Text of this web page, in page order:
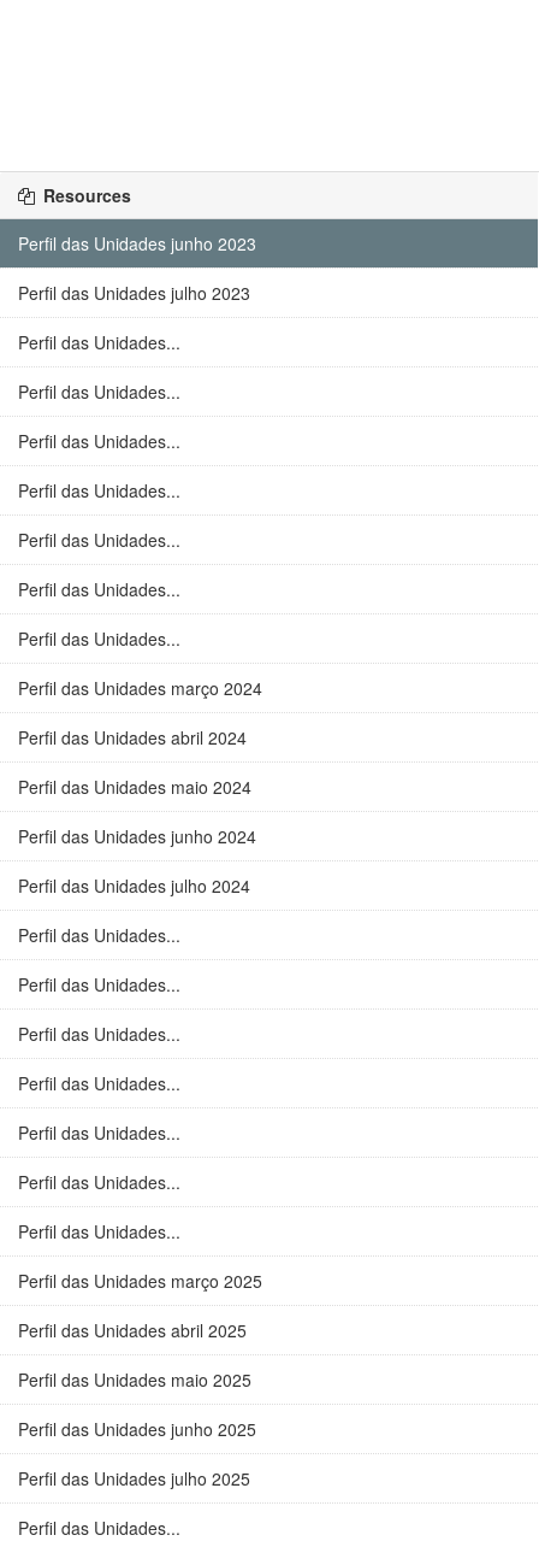
Resources
Perfil das Unidades junho 2023
Perfil das Unidades julho 2023
Perfil das Unidades...
Perfil das Unidades...
Perfil das Unidades...
Perfil das Unidades...
Perfil das Unidades...
Perfil das Unidades...
Perfil das Unidades...
Perfil das Unidades março 2024
Perfil das Unidades abril 2024
Perfil das Unidades maio 2024
Perfil das Unidades junho 2024
Perfil das Unidades julho 2024
Perfil das Unidades...
Perfil das Unidades...
Perfil das Unidades...
Perfil das Unidades...
Perfil das Unidades...
Perfil das Unidades...
Perfil das Unidades...
Perfil das Unidades março 2025
Perfil das Unidades abril 2025
Perfil das Unidades maio 2025
Perfil das Unidades junho 2025
Perfil das Unidades julho 2025
Perfil das Unidades...